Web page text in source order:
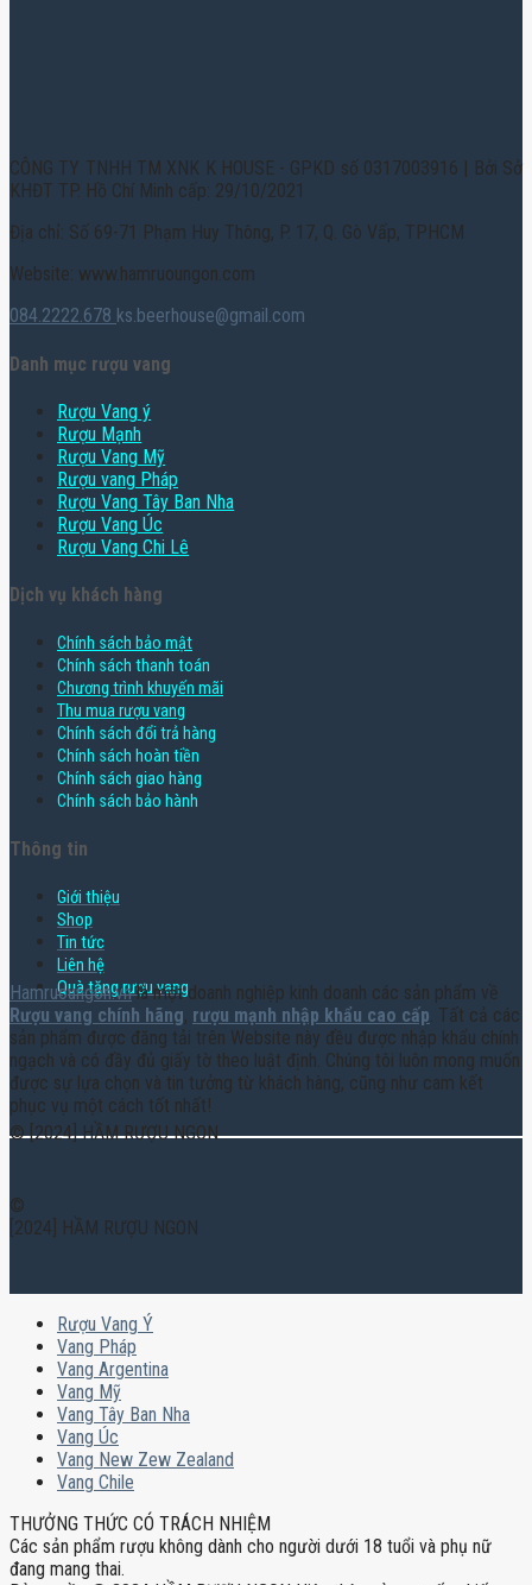
CÔNG TY TNHH TM XNK K HOUSE - GPKD số 0317003916 | Bởi Sở
KHĐT TP. Hồ Chí Minh cấp: 29/10/2021
Địa chỉ: Số 69-71 Phạm Huy Thông, P. 17, Q. Gò Vấp, TPHCM
Website: www.hamruoungon.com
084.2222.678 ks.beerhouse@gmail.com
Danh mục rượu vang
Rượu Vang ý
Rượu Mạnh
Rượu Vang Mỹ
Rượu vang Pháp
Rượu Vang Tây Ban Nha
Rượu Vang Úc
Rượu Vang Chi Lê
Dịch vụ khách hàng
Chính sách bảo mật
Chính sách thanh toán
Chương trình khuyến mãi
Thu mua rượu vang
Chính sách đổi trả hàng
Chính sách hoàn tiền
Chính sách giao hàng
Chính sách bảo hành
Thông tin
Giới thiệu
Shop
Tin tức
Liên hệ
Quà tặng rượu vang
Hamruoungon.vnlà một doanh nghiệp kinh doanh các sản phẩm về
Rượu vang chính hãng, rượu mạnh nhập khẩu cao cấp. Tất cả các
sản phẩm được đăng tải trên Website này đều được nhập khẩu chính
ngạch và có đầy đủ giấy tờ theo luật định. Chúng tôi luôn mong muốn
được sự lựa chọn và tin tưởng từ khách hàng, cũng như cam kết
phục vụ một cách tốt nhất!
© [2024] HẦM RƯỢU NGON
©
[2024] HẦM RƯỢU NGON
Rượu Vang Ý
Vang Pháp
Vang Argentina
Vang Mỹ
Vang Tây Ban Nha
Vang Úc
Vang New Zew Zealand
Vang Chile
THƯỞNG THỨC CÓ TRÁCH NHIỆM
Các sản phẩm rượu không dành cho người dưới 18 tuổi và phụ nữ
đang mang thai.